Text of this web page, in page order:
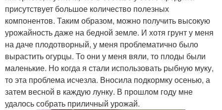
присутствует большое количество полезных
компонентов. Таким образом, можно получить высокую
урожайность даже на бедной земле. И хотя грунт у меня
на даче плодотворный, у меня проблематично было
вырастить огурцы. То они у меня вяли, то плоды были
маленькие. Но когда я стали использовать рыбную муку,
то эта проблема исчезла. Вносила подкормку осенью, а
затем весной в каждую лунку. В прошлом году мне
удалось собрать приличный урожай.